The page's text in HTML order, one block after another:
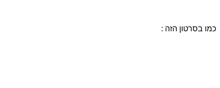
כמו בסרטון הזה :